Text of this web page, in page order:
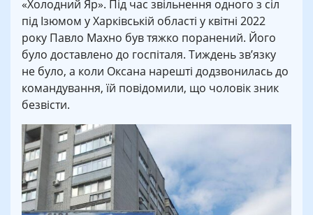
«Холодний Яр». Під час звільнення одного з сіл
під Ізюмом у Харківській області у квітні 2022
року Павло Махно був тяжко поранений. Його
було доставлено до госпіталя. Тиждень зв’язку
не було, а коли Оксана нарешті додзвонилась до
командування, їй повідомили, що чоловік зник
безвісти.